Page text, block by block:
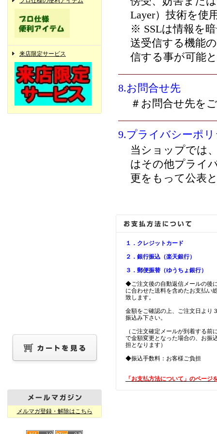
来店限定サービス
メルマガ登録・解除はこちら
Layer）技術を使
※ SSLは情報を
送受信する機能
信する事が可能
8.お問合せ先
＃お問合せ先を
9.プライバシーポ
当ショップでは
はその他プライ
更をもって公表
１．クレジットカード
２．銀行振込（楽天銀行）
３．郵便振替（ゆうちょ銀行）
◆ご注文後の自動返信メールの後
に合わせた送料を含めたお支払い
致します。
金額をご確認の上、ご注文日より
振込み下さい。
（ご注文確定メールが到着する前
で金額変更となった場合の、お振
担となります）
◆振込手数料：お客様ご負担
「お支払方法について」のページ